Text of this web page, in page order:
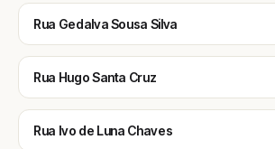
Rua Gedalva Sousa Silva
Rua Hugo Santa Cruz
Rua Ivo de Luna Chaves